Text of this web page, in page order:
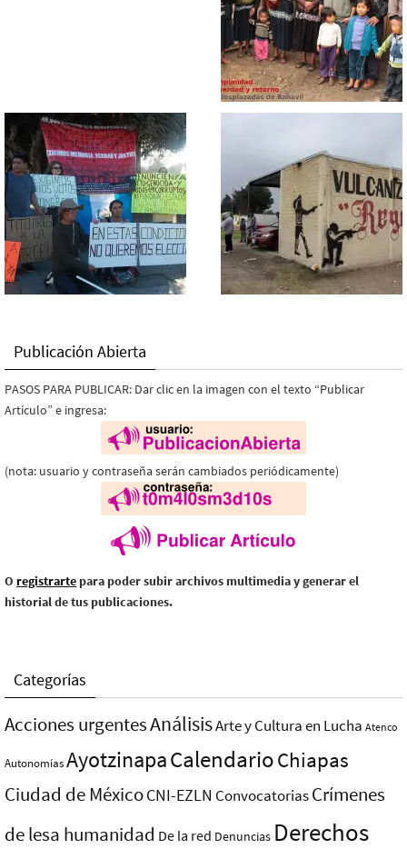
Publicación Abierta
PASOS PARA PUBLICAR: Dar clic en la imagen con el texto “Publicar
Artículo” e ingresa:
(nota: usuario y contraseña serán cambiados periódicamente)
O registrarte para poder subir archivos multimedia y generar el
historial de tus publicaciones.
Categorías
Acciones urgentesAnálisisArte y Cultura en Lucha Atenco
AutonomíasAyotzinapaCalendarioChiapas
Ciudad de MéxicoCNI-EZLN ConvocatoriasCrímenes
de lesa humanidad De la red Denuncias Derechos